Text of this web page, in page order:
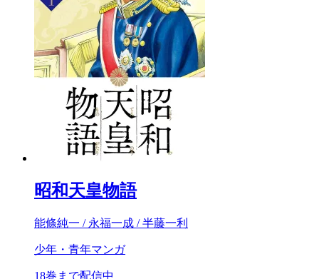
昭和天皇物語
能條純一 / 永福一成 / 半藤一利
少年・青年マンガ
18巻まで配信中